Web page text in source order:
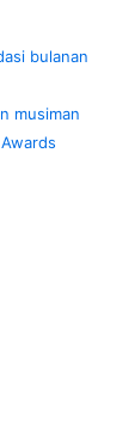
bulanan
musiman